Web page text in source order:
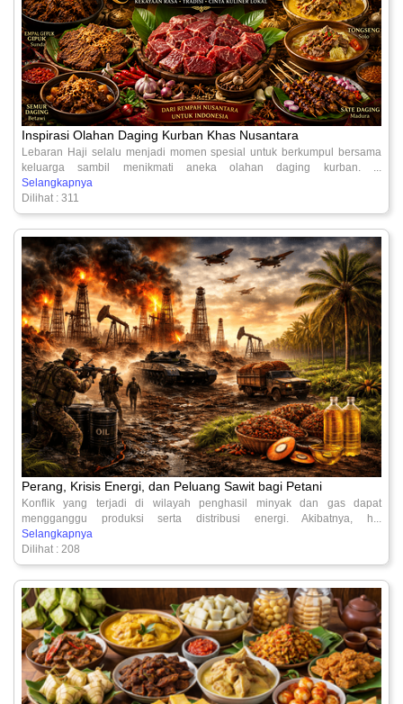
Inspirasi Olahan Daging Kurban Khas Nusantara
Lebaran Haji selalu menjadi momen spesial untuk berkumpul bersama
keluarga sambil menikmati aneka olahan daging kurban. ...
Selangkapnya
Dilihat : 311
Perang, Krisis Energi, dan Peluang Sawit bagi Petani
Konflik yang terjadi di wilayah penghasil minyak dan gas dapat
mengganggu produksi serta distribusi energi. Akibatnya, h...
Selangkapnya
Dilihat : 208